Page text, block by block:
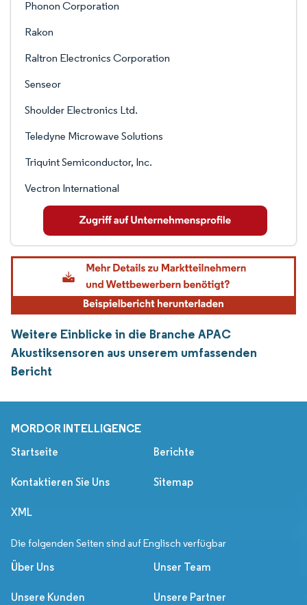
Phonon Corporation
Rakon
Raltron Electronics Corporation
Senseor
Shoulder Electronics Ltd.
Teledyne Microwave Solutions
Triquint Semiconductor, Inc.
Vectron International
Weitere Einblicke in die Branche APAC
Akustiksensoren aus unserem umfassenden
Bericht
MORDOR INTELLIGENCE
Startseite Berichte
Kontaktieren Sie Uns Sitemap
XML
Die folgenden Seiten sind auf Englisch verfügbar
Über Uns Unser Team
Unsere Kunden Unsere Partner